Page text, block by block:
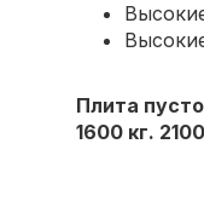
Плита
1600 кг.